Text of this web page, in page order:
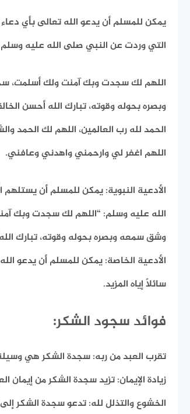
يمكن للمسلم أن يدعو الله تعالى بأي
التي وردت عن النبي صلى الله عليه
اللهم لك سجدت وبك آمنت ولك أسلمت،
وبصره بحوله وقوته، تبارك الله أحسن
الحمد لله رب العالمين، اللهم لك الحمد
اللهم اغفر لي وارحمني واهدني وعافني.
الأدعية النبوية:يمكن للمسلم أن يستلهم
الله عليه وسلم: “اللهم لك سجدت وبك
وشق سمعه وبصره بحوله وقوته، تبارك
الأدعية الخاصة:يمكن للمسلم أن يدعو
سائلاً إياه المزيد.
فوائد سجود الشكر:
تقرب العبد من ربه:سجدة الشكر هي
زيادة الإيمان:تزيد سجدة الشكر من إيمان
الخشوع والتذلل لله:تدعو سجدة الشكر